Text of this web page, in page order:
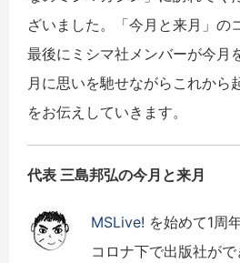
ざいました。「今月と来月」の
最後にミシマ社メンバーが今月
月に思いを馳せながらこれから
をお伝えしていきます。
代表 三島邦弘の今月と来月
MSLive! を始めて1周
コロナ下で出版社が